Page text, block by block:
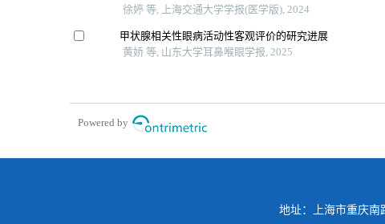
徐婷 等, 上海交通大学学报(医学版), 2024
甲状腺相关性眼病活动性客观评价的研究进展
黄娇 等, 山东大学耳鼻喉眼学报, 2025
Powered by
地址：上海市重庆